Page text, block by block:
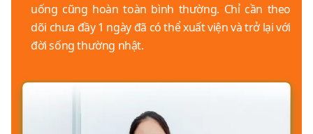
uống cũng hoàn toàn bình thường. Chỉ cần theo
dõi chưa đầy 1 ngày đã có thể xuất viện và trở lại với
đời sống thường nhật.